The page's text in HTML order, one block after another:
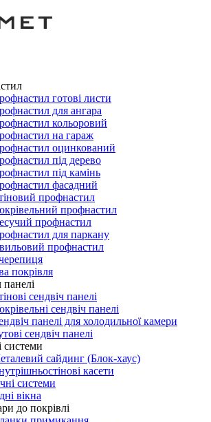
готові листи
для ангара
кольоровий
на гараж
оцинкований
під дерево
під камінь
фасадний
профнастил
профнастил
профнастил
для паркану
профнастил
покрівля
панелі
сендвіч панелі
сендвіч панелі
панелі для холодильної камери
сендвіч панелі
системи
сайдинг (Блок-хаус)
касети
системи
вікна
до покрівлі